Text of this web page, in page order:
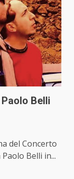
Belli
del Concerto
Belli in...